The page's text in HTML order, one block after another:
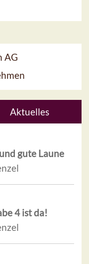
AG
Aktuelles
gute Laune
4 ist da!